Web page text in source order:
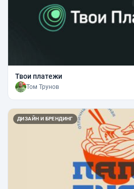
Твои платежи
Том Трунов
ДИЗАЙН И БРЕНДИНГ